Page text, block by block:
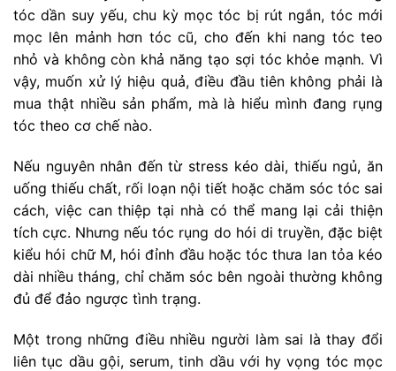
tóc dần suy yếu, chu kỳ mọc tóc bị rút ngắn, tóc mới
mọc lên mảnh hơn tóc cũ, cho đến khi nang tóc teo
nhỏ và không còn khả năng tạo sợi tóc khỏe mạnh. Vì
vậy, muốn xử lý hiệu quả, điều đầu tiên không phải là
mua thật nhiều sản phẩm, mà là hiểu mình đang rụng
tóc theo cơ chế nào.
Nếu nguyên nhân đến từ stress kéo dài, thiếu ngủ, ăn
uống thiếu chất, rối loạn nội tiết hoặc chăm sóc tóc sai
cách, việc can thiệp tại nhà có thể mang lại cải thiện
tích cực. Nhưng nếu tóc rụng do hói di truyền, đặc biệt
kiểu hói chữ M, hói đỉnh đầu hoặc tóc thưa lan tỏa kéo
dài nhiều tháng, chỉ chăm sóc bên ngoài thường không
đủ để đảo ngược tình trạng.
Một trong những điều nhiều người làm sai là thay đổi
liên tục dầu gội, serum, tinh dầu với hy vọng tóc mọc